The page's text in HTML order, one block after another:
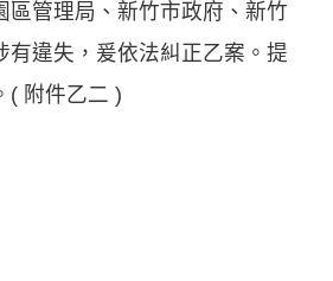
區管理局、新竹市政府、新竹
有違失，爰依法糾正乙案。提
( 附件乙二 )